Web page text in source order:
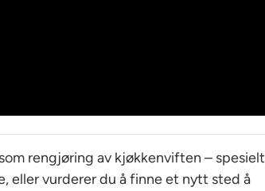
rengjøring av kjøkkenviften – spesielt
eller vurderer du å finne et nytt sted å